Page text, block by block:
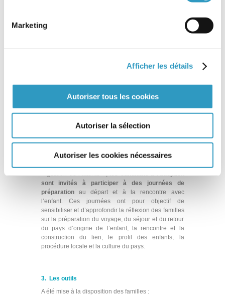
Marketing
Afficher les détails
Autoriser tous les cookies
Autoriser la sélection
Autoriser les cookies nécessaires
Thaïlande, les Philippines, le Burkina Faso… .
désormais que chaque famille participe à une
l’Adoption. L’objectif de ces journées est d’informer
psychologiques, médicaux, administratifs et
juridiques inhérents à toute procédure d’adoption.
Les sessions collectives facultatives
Dans cette perspective d’amélioration de la qualité
d’accompagner au mieux les candidats à l’adoption
dans cette période particulièrement difficile de
« gestion de l’attente »,les candidats à l’adoption
sont invités à participer à des journées de
préparationau départ et à la rencontre avec
l’enfant.Ces journées ont pour objectif de
sensibiliser et d’approfondir la réflexion des familles
sur la préparation du voyage, du séjour et du retour
du pays d’origine de l’enfant, la rencontre et la
construction du lien, le profil des enfants, la
procédure locale et la culture du pays.
3. Les outils
A été mise à la disposition des familles :